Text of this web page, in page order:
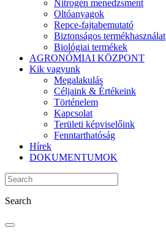
Nitrogén menedzsment
Oltóanyagok
Repce-fajtabemutató
Biztonságos termékhasználat
Biológiai termékek
AGRONÓMIAI KÖZPONT
Kik vagyunk
Megalakulás
Céljaink & Értékeink
Történelem
Kapcsolat
Területi képviselőink
Fenntarthatóság
Hírek
DOKUMENTUMOK
Search